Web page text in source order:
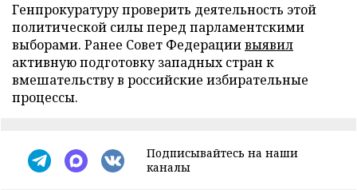
Генпрокуратуру проверить деятельность этой
политической силы перед парламентскими
выборами. Ранее Совет Федерациивыявил
активную подготовку западных стран к
вмешательству в российские избирательные
процессы.
Подписывайтесь на наши
каналы